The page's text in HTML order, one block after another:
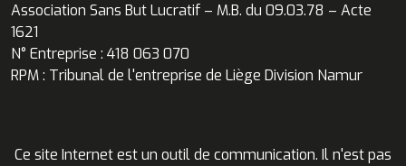
Association Sans But Lucratif – M.B. du 09.03.78 – Acte
1621
N° Entreprise : 418 063 070
RPM : Tribunal de l'entreprise de Liège Division Namur
Ce site Internet est un outil de communication. Il n'est pas